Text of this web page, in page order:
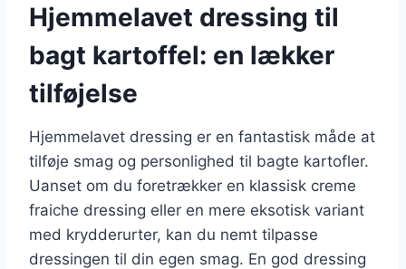
Hjemmelavet dressing til
bagt kartoffel: en lækker
tilføjelse
Hjemmelavet dressing er en fantastisk måde at
tilføje smag og personlighed til bagte kartofler.
Uanset om du foretrækker en klassisk creme
fraiche dressing eller en mere eksotisk variant
med krydderurter, kan du nemt tilpasse
dressingen til din egen smag. En god dressing